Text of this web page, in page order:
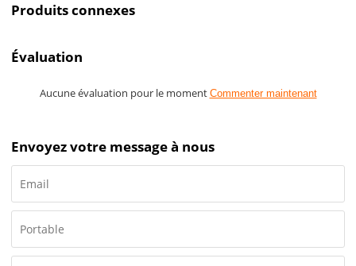
Produits connexes
Évaluation
Aucune évaluation pour le moment Commenter maintenant
Envoyez votre message à nous